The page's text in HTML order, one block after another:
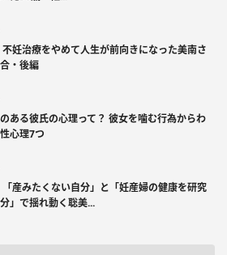
不妊治療をやめて人生が前向きになった美南さ
・後編
ある彼氏の心理って？ 彼女を噛む行為からわ
心理7つ
「産みたくない自分」と「妊産婦の健康を研究
」で揺れ動く聡美...